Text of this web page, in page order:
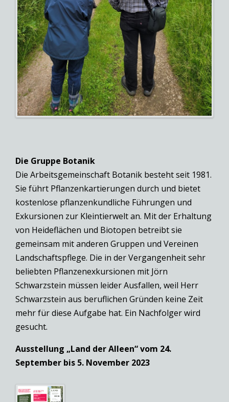
Die Gruppe Botanik
Die Arbeitsgemeinschaft Botanik besteht seit 1981.
Sie führt Pflanzenkartierungen durch und bietet
kostenlose pflanzenkundliche Führungen und
Exkursionen zur Kleintierwelt an. Mit der Erhaltung
von Heideflächen und Biotopen betreibt sie
gemeinsam mit anderen Gruppen und Vereinen
Landschaftspflege. Die in der Vergangenheit sehr
beliebten Pflanzenexkursionen mit Jörn
Schwarzstein müssen leider Ausfallen, weil Herr
Schwarzstein aus beruflichen Gründen keine Zeit
mehr für diese Aufgabe hat. Ein Nachfolger wird
gesucht.
Ausstellung „Land der Alleen“ vom 24.
September bis 5. November 2023